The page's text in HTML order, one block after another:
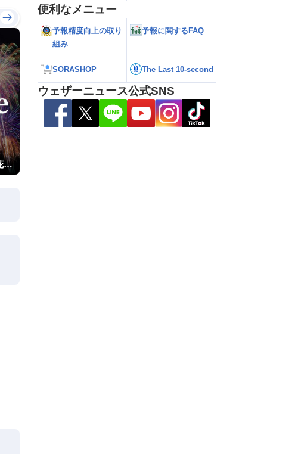
越前市サマーフェスティバル花火大会
便利なメニュー
予報精度向上の取り
組み
予報に関するFAQ
SORASHOP The Last 10-second
ウェザーニュース公式SNS